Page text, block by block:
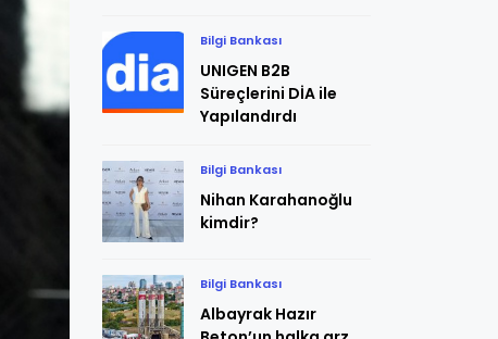
Bilgi Bankası
UNIGEN B2B
Süreçlerini DİA ile
Yapılandırdı
Bilgi Bankası
Nihan Karahanoğlu
kimdir?
Bilgi Bankası
Albayrak Hazır